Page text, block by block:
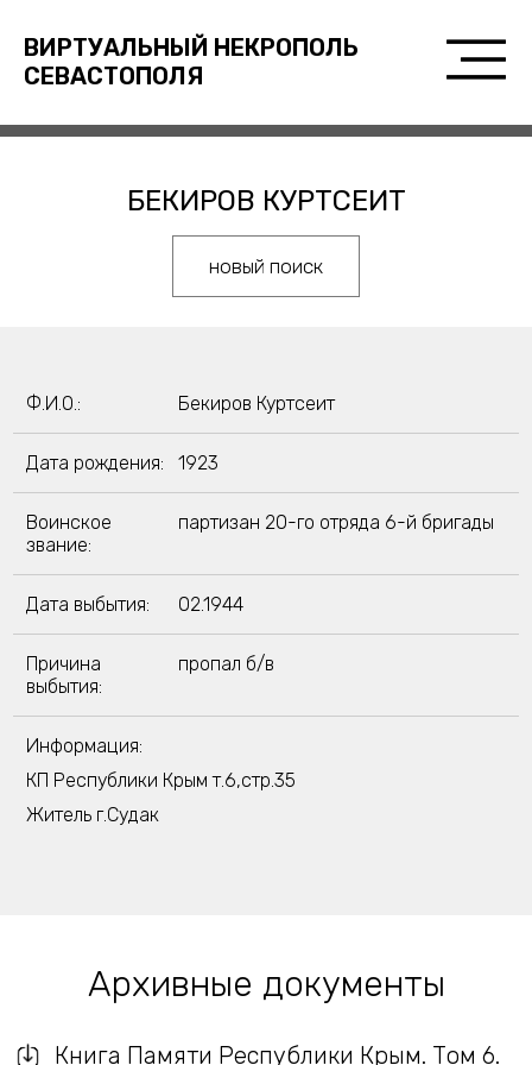
ВИРТУАЛЬНЫЙ НЕКРОПОЛЬ
СЕВАСТОПОЛЯ
БЕКИРОВ КУРТСЕИТ
новый поиск
Ф.И.О.: Бекиров Куртсеит
Дата рождения: 1923
Воинское
звание:
партизан 20-го отряда 6-й бригады
Дата выбытия: 02.1944
Причина
выбытия:
пропал б/в
Информация:
КП Республики Крым т.6,стр.35
Житель г.Судак
Архивные документы
Книга Памяти Республики Крым. Том 6.